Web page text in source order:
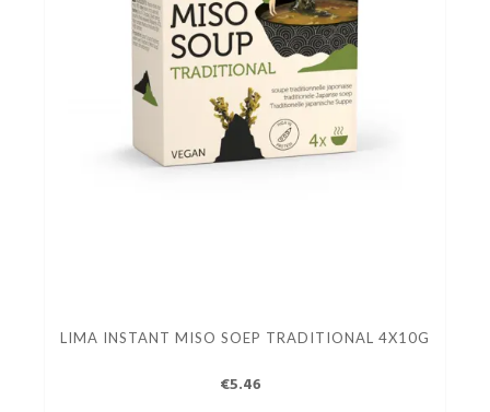
LIMA INSTANT MISO SOEP TRADITIONAL 4X10G
€5.46